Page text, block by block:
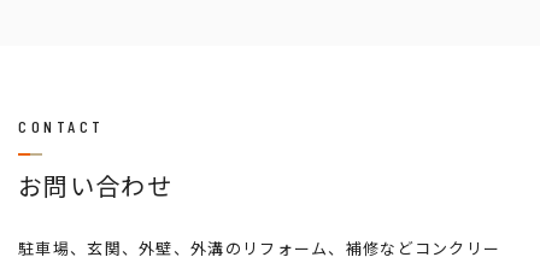
CONTACT
お問い合わせ
駐車場、玄関、外壁、外溝のリフォーム、補修などコンクリー